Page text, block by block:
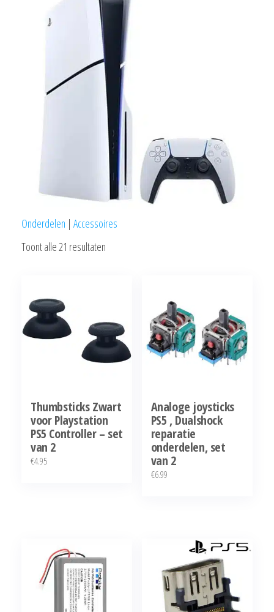
Onderdelen | Accessoires
Toont alle 21 resultaten
Thumbsticks Zwart
voor Playstation
PS5 Controller – set
van 2
€4.95
Analoge joysticks
PS5 , Dualshock
reparatie
onderdelen, set
van 2
€6.99